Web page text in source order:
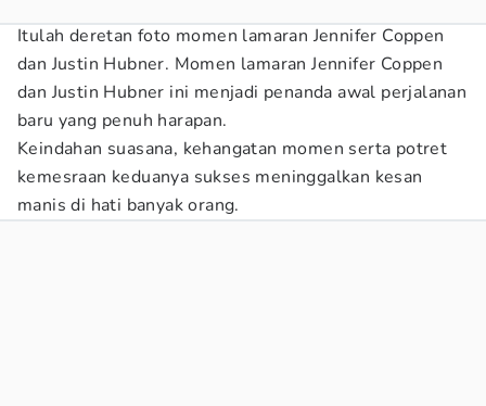
Itulah deretan foto momen lamaran Jennifer Coppen
dan Justin Hubner. Momen lamaran Jennifer Coppen
dan Justin Hubner ini menjadi penanda awal perjalanan
baru yang penuh harapan.
Keindahan suasana, kehangatan momen serta potret
kemesraan keduanya sukses meninggalkan kesan
manis di hati banyak orang.